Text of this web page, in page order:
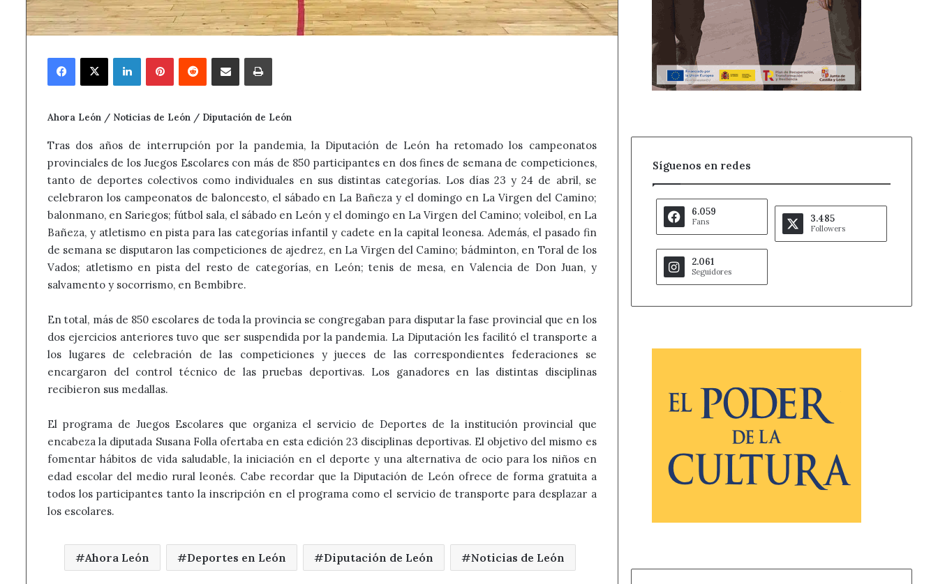
Facebook
X LinkedInPinterestReddit Compartir por correo electrónicoImprimir
Ahora León / Noticias de León / Diputación de León
Tras dos años de interrupción por la pandemia, la Diputación de León ha retomado los campeonatos
provinciales de los Juegos Escolares con más de 850 participantes en dos fines de semana de competiciones,
tanto de deportes colectivos como individuales en sus distintas categorías. Los días 23 y 24 de abril, se
celebraron los campeonatos de baloncesto, el sábado en La Bañeza y el domingo en La Virgen del Camino;
balonmano, en Sariegos; fútbol sala, el sábado en León y el domingo en La Virgen del Camino; voleibol, en La
Bañeza, y atletismo en pista para las categorías infantil y cadete en la capital leonesa. Además, el pasado fin
de semana se disputaron las competiciones de ajedrez, en La Virgen del Camino; bádminton, en Toral de los
Vados; atletismo en pista del resto de categorías, en León; tenis de mesa, en Valencia de Don Juan, y
salvamento y socorrismo, en Bembibre.
En total, más de 850 escolares de toda la provincia se congregaban para disputar la fase provincial que en los
dos ejercicios anteriores tuvo que ser suspendida por la pandemia. La Diputación les facilitó el transporte a
los lugares de celebración de las competiciones y jueces de las correspondientes federaciones se
encargaron del control técnico de las pruebas deportivas. Los ganadores en las distintas disciplinas
recibieron sus medallas.
El programa de Juegos Escolares que organiza el servicio de Deportes de la institución provincial que
encabeza la diputada Susana Folla ofertaba en esta edición 23 disciplinas deportivas. El objetivo del mismo es
fomentar hábitos de vida saludable, la iniciación en el deporte y una alternativa de ocio para los niños en
edad escolar del medio rural leonés. Cabe recordar que la Diputación de León ofrece de forma gratuita a
todos los participantes tanto la inscripción en el programa como el servicio de transporte para desplazar a
los escolares.
Ahora León Deportes en León Diputación de León Noticias de León
Síguenos en redes
6.059
Fans 3.485
Followers
2.061
Seguidores